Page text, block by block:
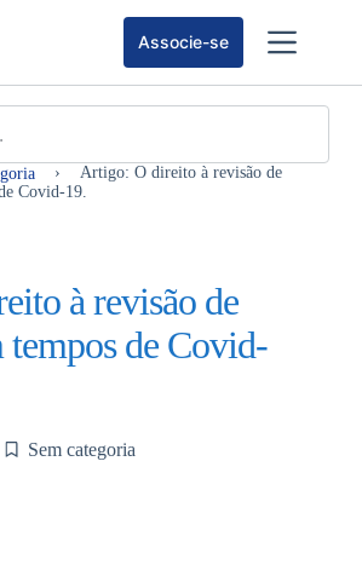
Associe-se
›
Artigo: O direito à revisão de
Covid-19.
à revisão de
tempos de Covid-
Sem categoria